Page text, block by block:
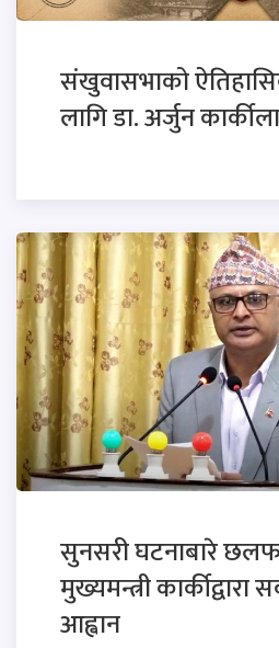
संखुवासभाको
लागि डा. अर्जुन
सुनसरी घटनाबारे
मुख्यमन्त्री
आह्वान